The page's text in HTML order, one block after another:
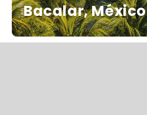
Bacalar, México